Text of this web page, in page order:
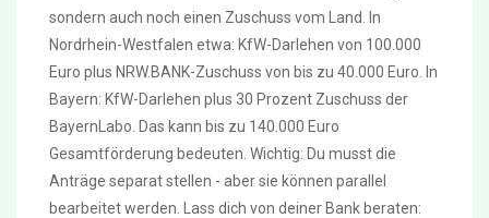
sondern auch noch einen Zuschuss vom Land. In
Nordrhein-Westfalen etwa: KfW-Darlehen von 100.000
Euro plus NRW.BANK-Zuschuss von bis zu 40.000 Euro. In
Bayern: KfW-Darlehen plus 30 Prozent Zuschuss der
BayernLabo. Das kann bis zu 140.000 Euro
Gesamtförderung bedeuten. Wichtig: Du musst die
Anträge separat stellen - aber sie können parallel
bearbeitet werden. Lass dich von deiner Bank beraten: